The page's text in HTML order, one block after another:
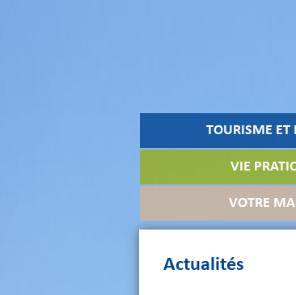
TOURISME ET
VIE
VOTRE
Actualités